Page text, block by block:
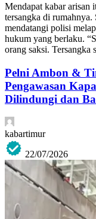
Mendapat kabar arisan
tersangka di rumahnya.
mendatangi polisi
hukum yang berlaku.
orang saksi. Tersangka
Pelni Ambon &
Pengawasan
Dilindungi dan
kabartimur
22/07/2026